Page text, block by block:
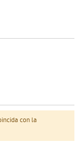
con la